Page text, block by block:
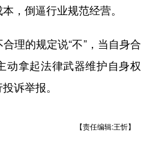
，倒逼行业规范经营。
理的规定说“不”，当自身合
动拿起法律武器维护自身权
诉举报。
【责任编辑:王忻】